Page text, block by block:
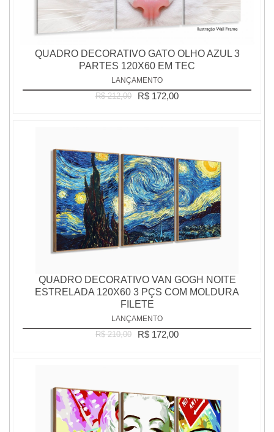
QUADRO DECORATIVO GATO OLHO AZUL 3
PARTES 120X60 EM TEC
LANÇAMENTO
R$ 212,00 R$ 172,00
QUADRO DECORATIVO VAN GOGH NOITE
ESTRELADA 120X60 3 PÇS COM MOLDURA
FILETE
LANÇAMENTO
R$ 210,00 R$ 172,00